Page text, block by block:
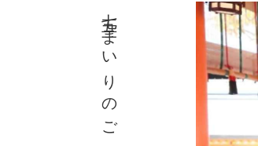
七五三まいりのご案内